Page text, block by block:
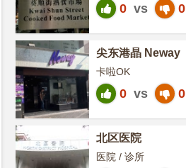
0 vs 0
尖东港晶 Neway
卡啦OK
0 vs 0
北区医院
医院 / 诊所